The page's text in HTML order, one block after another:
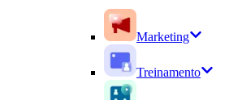
Marketing
Treinamento